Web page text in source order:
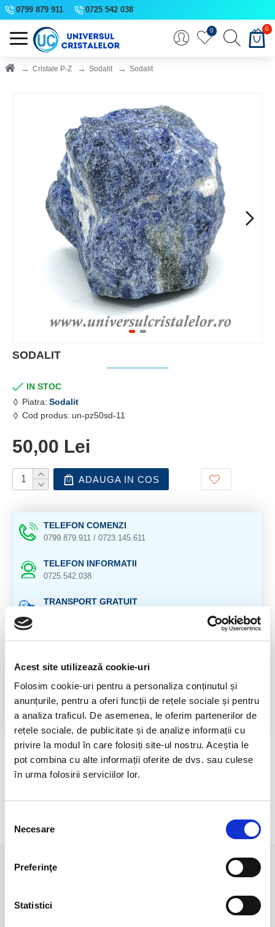
Acest site utilizează cookie-uri
Folosim cookie-uri pentru a personaliza conținutul și
anunțurile, pentru a oferi funcții de rețele sociale și pentru
a analiza traficul. De asemenea, le oferim partenerilor de
rețele sociale, de publicitate și de analize informații cu
privire la modul în care folosiți site-ul nostru. Aceștia le
pot combina cu alte informații oferite de dvs. sau culese
în urma folosirii serviciilor lor.
consimțământului
Necesare
Preferinţe
Statistici
0799 879 911 0725 542 038
0 0
Cristale P-Z Sodalit Sodalit
SODALIT
IN STOC
Piatra: Sodalit
Cod produs: un-pz50sd-11
50,00 Lei
ADAUGA IN COS
TELEFON COMENZI
0799.879.911 / 0723.145.611
TELEFON INFORMATII
0725.542.038
TRANSPORT GRATUIT
CALITATE PRODUSE
in 14 zile si banii inapoi
GARANTIE PRODUSE
pentru toate produsele
DESCRIERE PRODUS